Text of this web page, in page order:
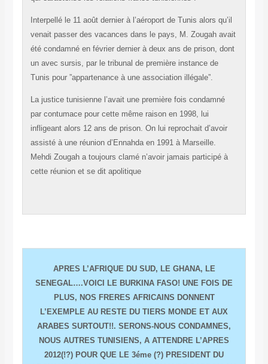
Interpellé le 11 août dernier à l’aéroport de Tunis alors qu’il
venait passer des vacances dans le pays, M. Zougah avait
été condamné en février dernier à deux ans de prison, dont
un avec sursis, par le tribunal de première instance de
Tunis pour ”appartenance à une association illégale”.
La justice tunisienne l’avait une première fois condamné
par contumace pour cette même raison en 1998, lui
infligeant alors 12 ans de prison. On lui reprochait d’avoir
assisté à une réunion d’Ennahda en 1991 à Marseille.
Mehdi Zougah a toujours clamé n’avoir jamais participé à
cette réunion et se dit apolitique
APRES L’AFRIQUE DU SUD, LE GHANA, LE
SENEGAL….VOICI LE BURKINA FASO! UNE FOIS DE
PLUS, NOS FRERES AFRICAINS DONNENT
L’EXEMPLE AU RESTE DU TIERS MONDE ET AUX
ARABES SURTOUT!!. SERONS-NOUS CONDAMNES,
NOUS AUTRES TUNISIENS, A ATTENDRE L’APRES
2012(!?) POUR QUE LE 3éme (?) PRESIDENT DU